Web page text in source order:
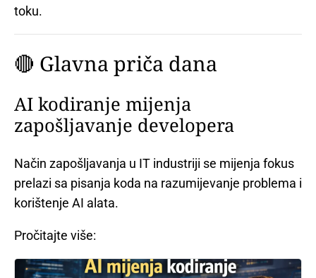
toku.
🔴 Glavna priča dana
AI kodiranje mijenja
zapošljavanje developera
Način zapošljavanja u IT industriji se mijenja fokus
prelazi sa pisanja koda na razumijevanje problema i
korištenje AI alata.
Pročitajte više: